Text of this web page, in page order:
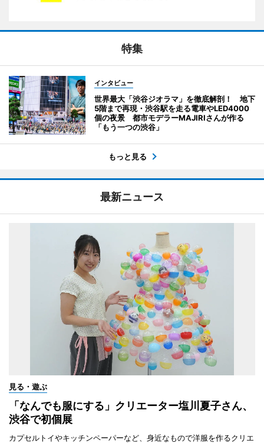
特集
インタビュー
世界最大「渋谷ジオラマ」を徹底解剖！ 地下
5階まで再現・渋谷駅を走る電車やLED4000
個の夜景 都市モデラーMAJIRIさんが作る
「もう一つの渋谷」
もっと見る
最新ニュース
見る・遊ぶ
「なんでも服にする」クリエーター塩川夏子さん、
渋谷で初個展
カプセルトイやキッチンペーパーなど、身近なもので洋服を作るクリエ